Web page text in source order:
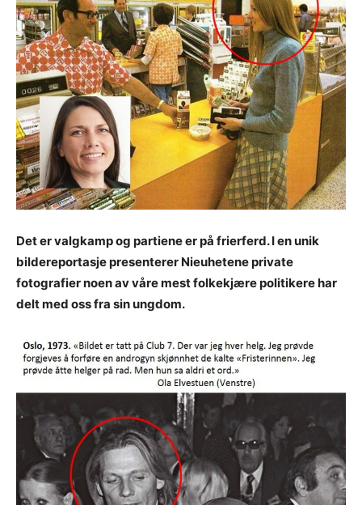
Det er valgkamp og partiene er på frierferd. I en unik
bildereportasje presenterer Nieuhetene private
fotografier noen av våre mest folkekjære politikere har
delt med oss fra sin ungdom.